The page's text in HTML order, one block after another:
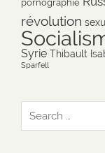
révolution
Syrie Thibault
Sparfell